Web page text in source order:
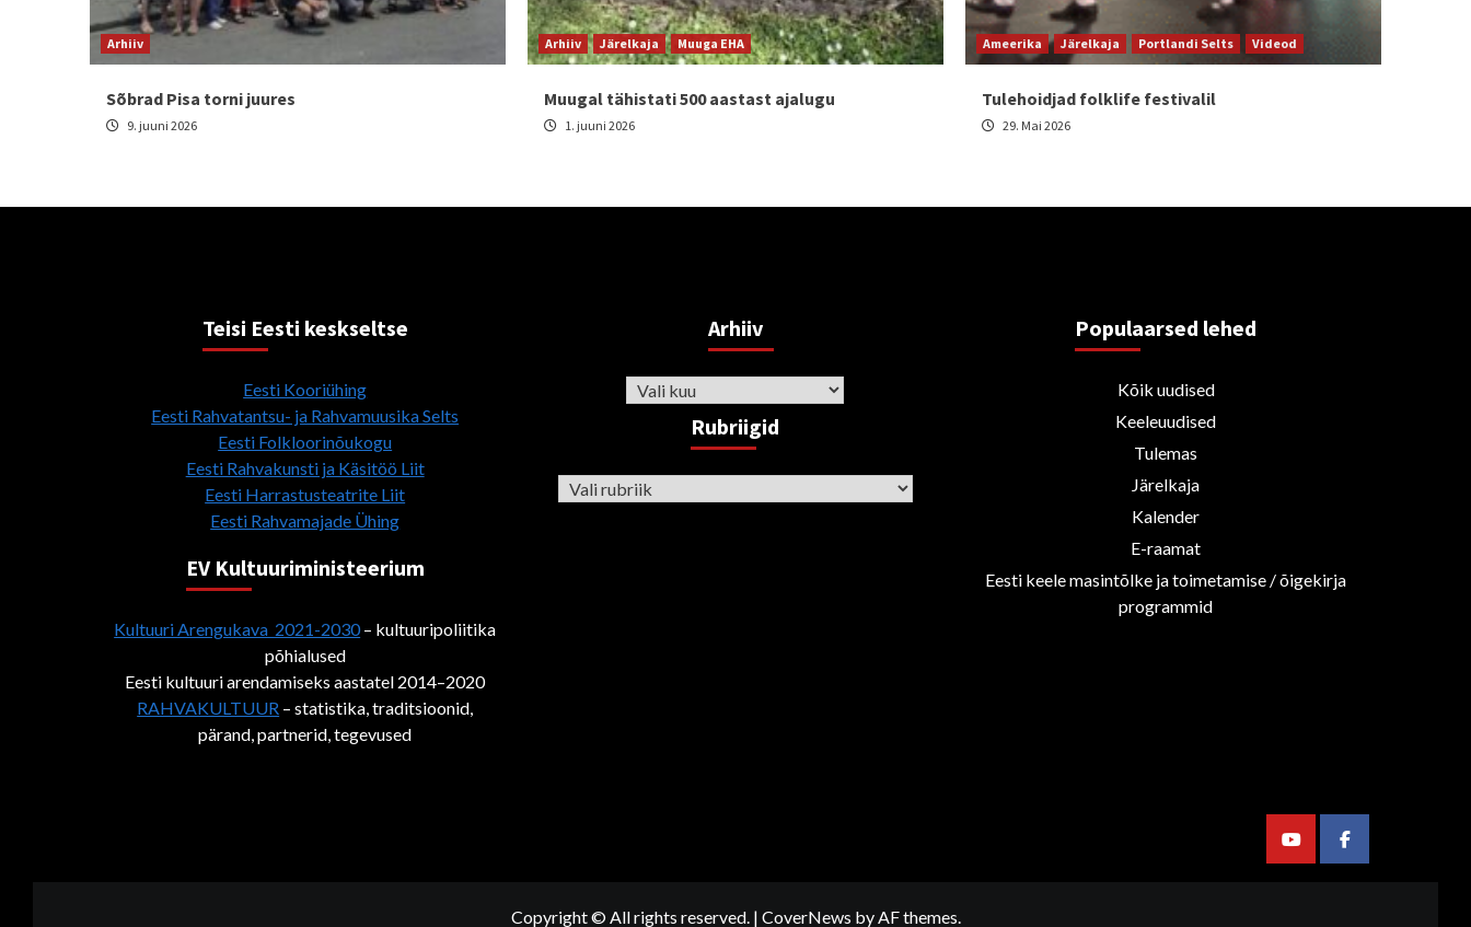
Arhiiv
Sõbrad Pisa torni juures
9. juuni 2026
Arhiiv Järelkaja Muuga EHA
Muugal tähistati 500 aastast ajalugu
1. juuni 2026
Ameerika Järelkaja Portlandi Selts Videod
Tulehoidjad folklife festivalil
29. Mai 2026
Teisi Eesti keskseltse
Eesti Kooriühing
Eesti Rahvatantsu- ja Rahvamuusika Selts
Eesti Folkloorinõukogu
Eesti Rahvakunsti ja Käsitöö Liit
Eesti Harrastusteatrite Liit
Eesti Rahvamajade Ühing
EV Kultuuriministeerium
Kultuuri Arengukava 2021-2030– kultuuripoliitika
põhialused
Eesti kultuuri arendamiseks aastatel 2014–2020
RAHVAKULTUUR – statistika, traditsioonid,
pärand, partnerid, tegevused
Arhiiv
Arhiiv
Rubriigid
Rubriigid
Populaarsed lehed
Kõik uudised
Keeleuudised
Tulemas
Järelkaja
Kalender
E-raamat
Eesti keele masintõlke ja toimetamise / õigekirja
programmid
YoutubeFacebook
Copyright © All rights reserved. | CoverNews by AF themes.